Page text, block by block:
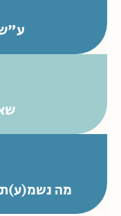
ע"ש
מה